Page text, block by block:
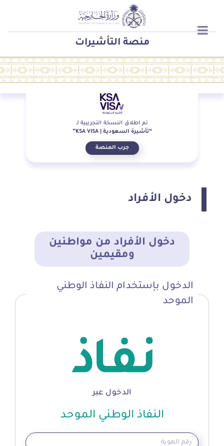
منصة التأشيرات
منصة التأشيرات
تم اطلاق النسخة التجريبية لـ
“تأشيرة السعودية | KSA VISA”
جرب المنصة
دخول الأفراد
دخول الأفراد من مواطنين
ومقيمين
الدخول بإستخدام النفاذ الوطني
الموحد
الدخول عبر
النفاذ الوطني الموحد